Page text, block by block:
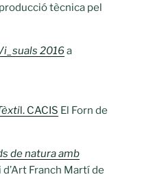
tècnica pel
2016a
l. CACIS El Forn de
de natura amb
d’Art Franch Martí de